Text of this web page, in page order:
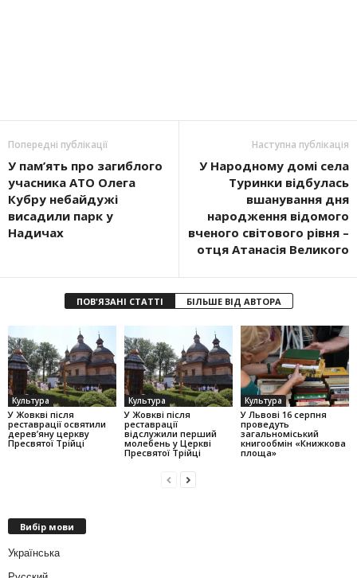
Попередні публікації
У пам’ять про загиблого
учасника АТО Олега
Кубру небайдужі
висадили парк у
Надичах
Наступна публікація
У Народному домі села
Туринки відбулась
вшанування дня
народження відомого
вченого світового рівня –
отця Атанасія Великого
ПОВ'ЯЗАНІ СТАТТІ БІЛЬШЕ ВІД АВТОРА
Культура
У Жовкві після
реставрації освятили
дерев’яну церкву
Пресвятої Трійці
Культура
У Жовкві після
реставрації
відслужили перший
молебень у Церкві
Пресвятої Трійці
Культура
У Львові 16 серпня
проведуть
загальноміський
книгообмін «Книжкова
площа»
Вибір мови
Українська